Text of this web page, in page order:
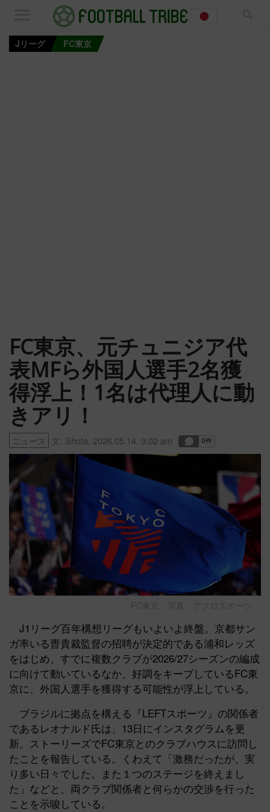
Jリーグ FC東京
FC東京、元チュニジア代
表MFら外国人選手2名獲
得浮上！1名は代理人に動
きアリ！
ニュース 文: Shota 2026.05.14. 9:02 am
FC東京 写真：アフロスポーツ
J1リーグ百年構想リーグもいよいよ終盤。京都サン
ガ率いる曺貴裁監督の招聘が決定的である浦和レッズ
をはじめ、すでに複数クラブが2026/27シーズンの編成
に向けて動いているなか、好調をキープしているFC東
京に、外国人選手を獲得する可能性が浮上している。
ブラジルに拠点を構える『LEFTスポーツ』の関係者
であるレオナルド氏は、13日にインスタグラムを更
新。ストーリーズでFC東京とのクラブハウスに訪問し
たことを報告している。くわえて「激務だったが、実
り多い日々でした。また１つのステージを終えまし
た」などと、両クラブ関係者と何らかの交渉を行った
ことを示唆している。